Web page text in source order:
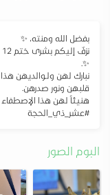
‏بفضل الله ومنته، ✨
✨.
قلبهن ونور صدرهن.
البوم الصور